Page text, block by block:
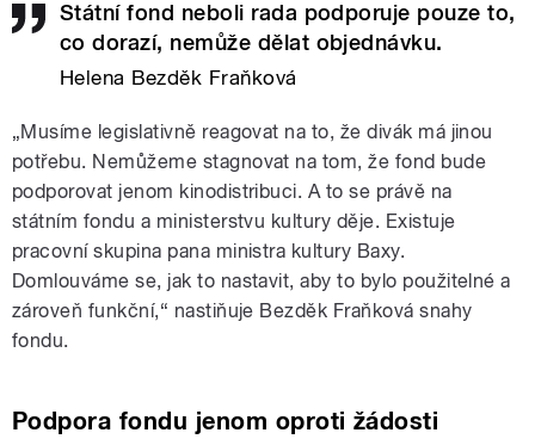
Státní fond neboli rada podporuje pouze to,
co dorazí, nemůže dělat objednávku.
Helena Bezděk Fraňková
„Musíme legislativně reagovat na to, že divák má jinou
potřebu. Nemůžeme stagnovat na tom, že fond bude
podporovat jenom kinodistribuci. A to se právě na
státním fondu a ministerstvu kultury děje. Existuje
pracovní skupina pana ministra kultury Baxy.
Domlouváme se, jak to nastavit, aby to bylo použitelné a
zároveň funkční,“ nastiňuje Bezděk Fraňková snahy
fondu.
Podpora fondu jenom oproti žádosti